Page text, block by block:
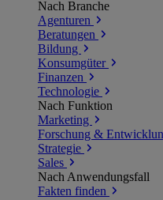
Nach Branche
Agenturen
Beratungen
Bildung
Konsumgüter
Finanzen
Technologie
Nach Funktion
Marketing
Forschung &
Strategie
Sales
Nach Anwendungsfall
Fakten finden